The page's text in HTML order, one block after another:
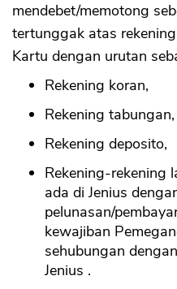
mendebet/memotong
tertunggak atas
Kartu dengan urutan
Rekening koran,
Rekening tabungan,
Rekening deposito,
Rekening-rekening
ada di Jenius
pelunasan/
kewajiban
sehubungan
Jenius .